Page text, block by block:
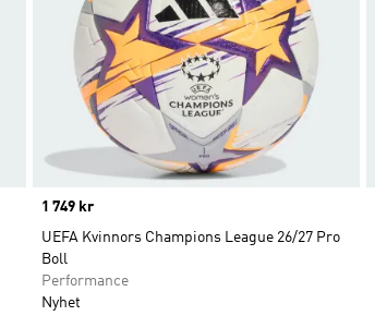
Price
1 749 kr
UEFA Kvinnors Champions League 26/27 Pro
Boll
Performance
Nyhet